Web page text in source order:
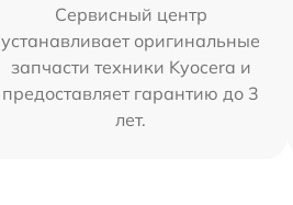
Сервисный центр
устанавливает оригинальные
запчасти техники Kyocera и
предоставляет гарантию до 3
лет.